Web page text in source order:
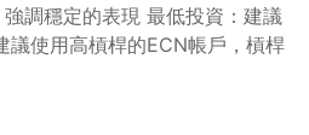
調穩定的表現 最低投資：建議
議使用高槓桿的ECN帳戶，槓桿